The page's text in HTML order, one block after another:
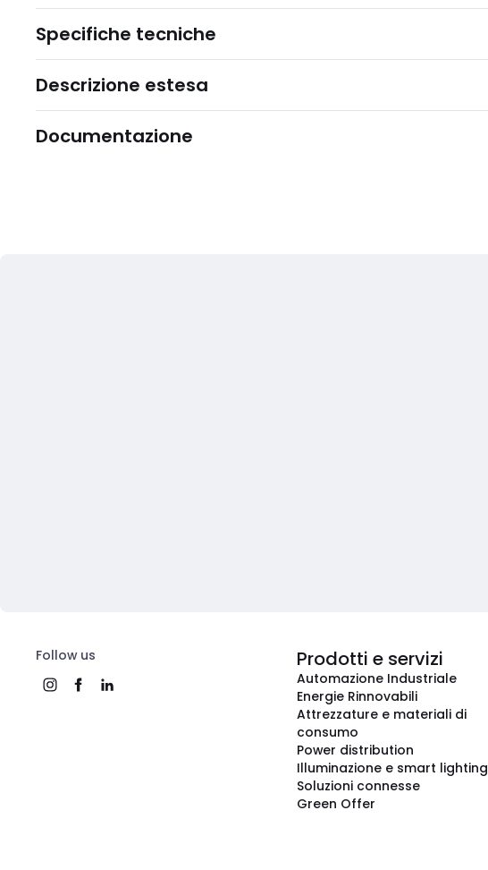
Specifiche tecniche
Descrizione estesa
Documentazione
Follow us Prodotti e servizi
Automazione Industriale
Energie Rinnovabili
Attrezzature e materiali di
consumo
Power distribution
Illuminazione e smart lighting
Soluzioni connesse
Green Offer